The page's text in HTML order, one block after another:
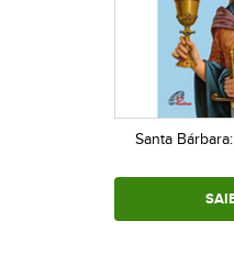
Santa